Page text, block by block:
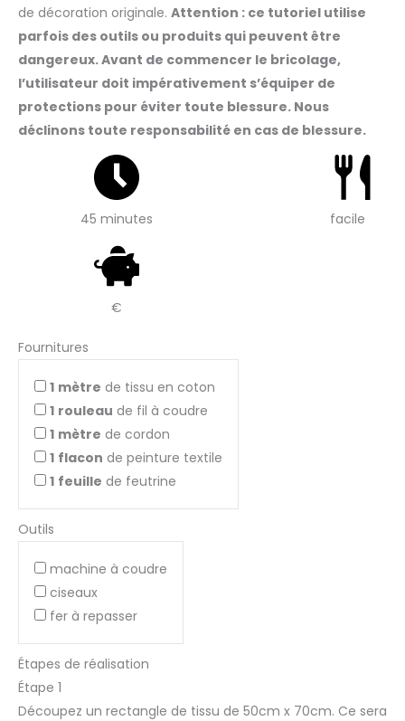
de décoration originale. Attention : ce tutoriel utilise
parfois des outils ou produits qui peuvent être
dangereux. Avant de commencer le bricolage,
l’utilisateur doit impérativement s’équiper de
protections pour éviter toute blessure. Nous
déclinons toute responsabilité en cas de blessure.
45 minutes facile
€
Fournitures
1 mètre de tissu en coton
1 rouleau de fil à coudre
1 mètre de cordon
1 flacon de peinture textile
1 feuille de feutrine
Outils
machine à coudre
ciseaux
fer à repasser
Étapes de réalisation
Étape 1
Découpez un rectangle de tissu de 50cm x 70cm. Ce sera